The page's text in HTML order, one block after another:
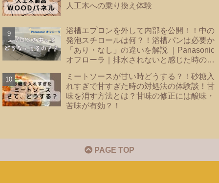
人工木への乗り換え体験
浴槽エプロンを外して内部を公開！！中の
発泡スチロールは何？！浴槽パンは必要か
「あり・なし」の違いを解説 ｜Panasonic
オフローラ｜排水されないと感じた時のバ
ミートソースが甘い時どうする？！砂糖入
れすぎで甘すぎた時の対処法の体験談！甘
味を消す方法とは？甘味の修正には酸味・
苦味が有効？！
PAGE TOP